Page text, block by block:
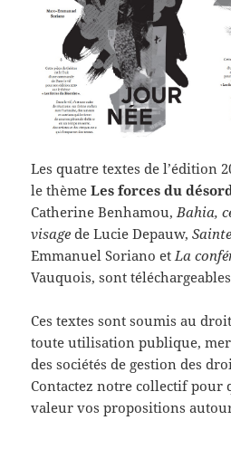
Les quatre textes de l’édition
le thèmeLes forces du
Catherine Benhamou,Bahia,
visage de Lucie Depauw,
Emmanuel Soriano etLa
Vauquois, sont
Ces textes sont soumis au
toute utilisation publique,
des sociétés de gestion des
Contactez notre collectif pour
valeur vos propositions